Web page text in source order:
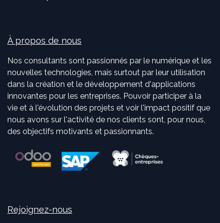
À propos de nous
Nos consultants sont passionnés par le numérique et les
nouvelles technologies, mais surtout par leur utilisation
dans la création et le développement d'applications
innovantes pour les entreprises. Pouvoir participer à la
vie et à l'évolution des projets et voir l'impact positif que
nous avons sur l'activité de nos clients sont, pour nous,
des objectifs motivants et passionnants.
Rejoignez-nous